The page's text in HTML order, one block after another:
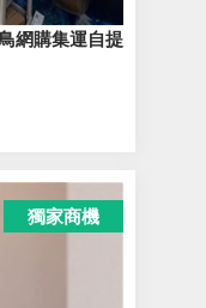
網購集運自提
獨家商機